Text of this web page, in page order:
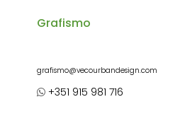
Grafismo
grafismo@vecourbandesign.com
+351 915 981 716